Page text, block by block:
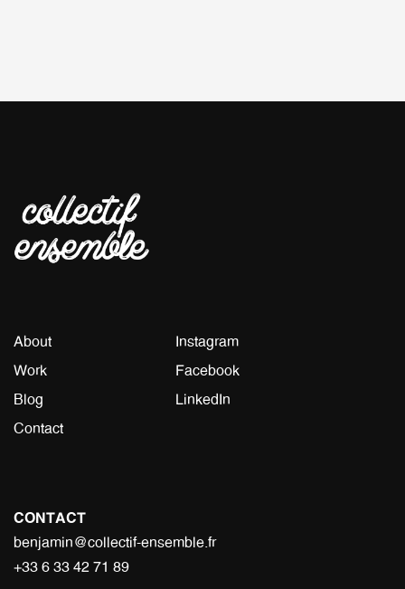
About
Work
Blog
Contact
Instagram
Facebook
LinkedIn
CONTACT
benjamin@collectif-ensemble.fr
+33 6 33 42 71 89